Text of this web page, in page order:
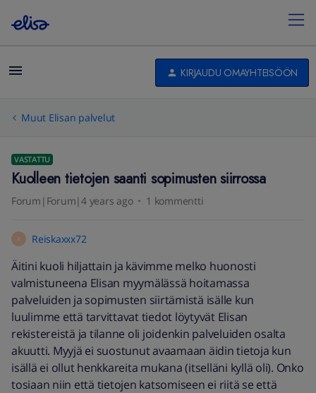
KIRJAUDU OMAYHTEISÖÖN
Muut Elisan palvelut
VASTATTU
Kuolleen tietojen saanti sopimusten siirrossa
Forum|Forum|4 years ago 1 kommentti
R Reiskaxxx72
Äitini kuoli hiljattain ja kävimme melko huonosti
valmistuneena Elisan myymälässä hoitamassa
palveluiden ja sopimusten siirtämistä isälle kun
luulimme että tarvittavat tiedot löytyvät Elisan
rekistereistä ja tilanne oli joidenkin palveluiden osalta
akuutti. Myyjä ei suostunut avaamaan äidin tietoja kun
isällä ei ollut henkkareita mukana (itselläni kyllä oli). Onko
tosiaan niin että tietojen katsomiseen ei riitä se että